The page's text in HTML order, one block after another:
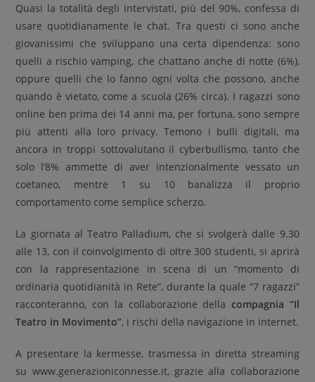
Quasi la totalità degli intervistati, più del 90%, confessa di
usare quotidianamente le chat. Tra questi ci sono anche
giovanissimi che sviluppano una certa dipendenza: sono
quelli a rischio vamping, che chattano anche di notte (6%),
oppure quelli che lo fanno ogni volta che possono, anche
quando è vietato, come a scuola (26% circa). I ragazzi sono
online ben prima dei 14 anni ma, per fortuna, sono sempre
più attenti alla loro privacy. Temono i bulli digitali, ma
ancora in troppi sottovalutano il cyberbullismo, tanto che
solo l’8% ammette di aver intenzionalmente vessato un
coetaneo, mentre 1 su 10 banalizza il proprio
comportamento come semplice scherzo.
La giornata al Teatro Palladium, che si svolgerà dalle 9.30
alle 13, con il coinvolgimento di oltre 300 studenti, si aprirà
con la rappresentazione in scena di un “momento di
ordinaria quotidianità in Rete”, durante la quale “7 ragazzi”
racconteranno, con la collaborazione della compagnia “Il
Teatro in Movimento”, i rischi della navigazione in internet.
A presentare la kermesse, trasmessa in diretta streaming
su www.generazioniconnesse.it, grazie alla collaborazione